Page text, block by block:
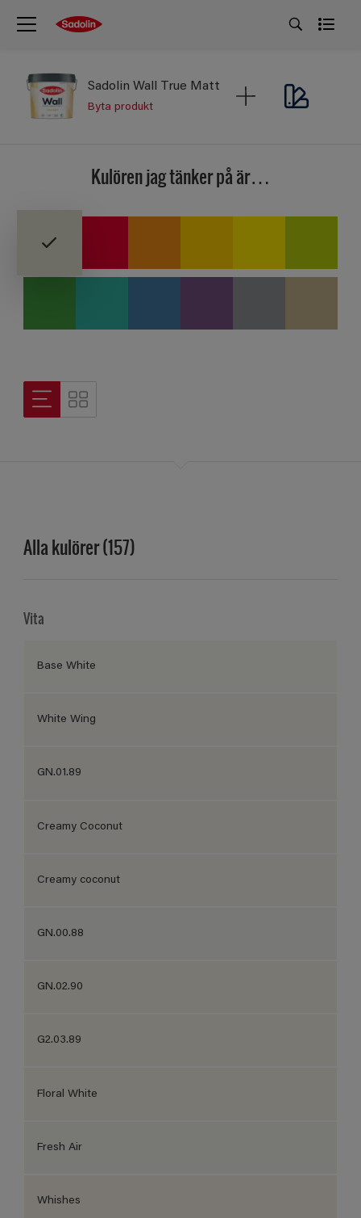
Sadolin Wall True Matt
Byta produkt
Kulören jag tänker på är…
Alla kulörer (157)
Vita
Base White
White Wing
GN.01.89
Creamy Coconut
Creamy coconut
GN.00.88
GN.02.90
G2.03.89
Floral White
Fresh Air
Whishes